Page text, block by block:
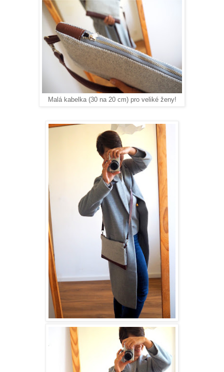
Malá kabelka (30 na 20 cm) pro veliké ženy!